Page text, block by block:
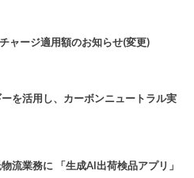
ージ適用額のお知らせ(変更)
を活用し、カーボンニュートラル実
流業務に 「生成AI出荷検品アプリ」